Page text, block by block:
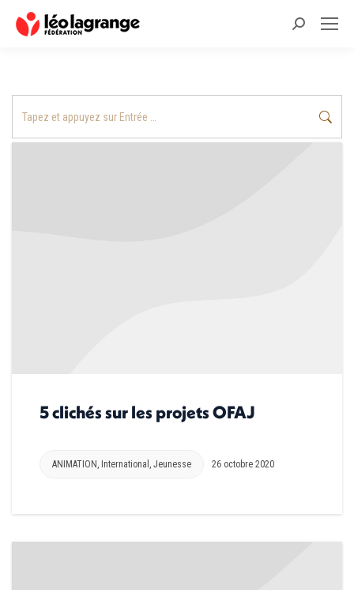
Recherche
5 clichés sur les projets OFAJ
ANIMATION International Jeunesse 26 octobre 2020